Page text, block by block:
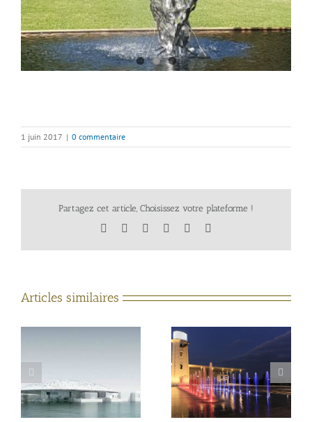
1 juin 2017 | 0 commentaire
Partagez cet article, Choisissez votre plateforme !
Facebook LinkedIn
TumblrPinterest
Articles similaires
Esplanade des rives
Bubble jump, l’ajutage à
effet de gouttes d’eau